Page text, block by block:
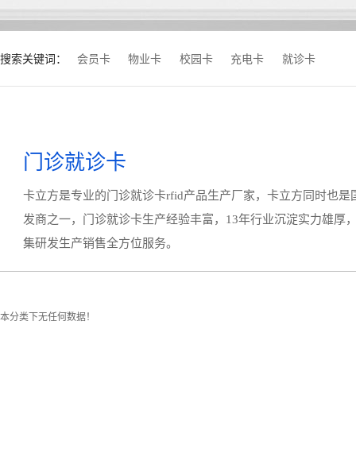
搜索关键词： 会员卡 物业卡 校园卡 充电卡 就诊卡
门诊就诊卡
卡立方是专业的门诊就诊卡rfid产品生产厂家，卡立方同时也是
发商之一，门诊就诊卡生产经验丰富，13年行业沉淀实力雄厚
集研发生产销售全方位服务。
本分类下无任何数据！